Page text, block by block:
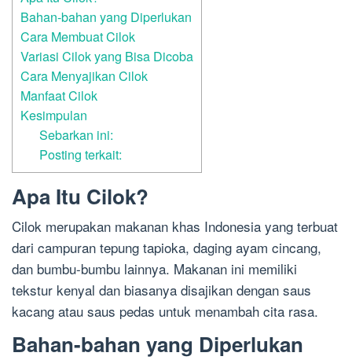
Bahan-bahan yang Diperlukan
Cara Membuat Cilok
Variasi Cilok yang Bisa Dicoba
Cara Menyajikan Cilok
Manfaat Cilok
Kesimpulan
Sebarkan ini:
Posting terkait:
Apa Itu Cilok?
Cilok merupakan makanan khas Indonesia yang terbuat
dari campuran tepung tapioka, daging ayam cincang,
dan bumbu-bumbu lainnya. Makanan ini memiliki
tekstur kenyal dan biasanya disajikan dengan saus
kacang atau saus pedas untuk menambah cita rasa.
Bahan-bahan yang Diperlukan